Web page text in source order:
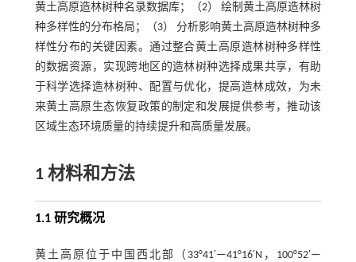
黄土高原造林树种名录数据库；（2） 绘制黄土高原造林树
种多样性的分布格局；（3） 分析影响黄土高原造林树种多
样性分布的关键因素。通过整合黄土高原造林树种多样性
的数据资源，实现跨地区的造林树种选择成果共享，有助
于科学选择造林树种、配置与优化，提高造林成效，为未
来黄土高原生态恢复政策的制定和发展提供参考，推动该
区域生态环境质量的持续提升和高质量发展。
1 材料和方法
1.1 研究概况
黄土高原位于中国西北部（33°41′—41°16′N，100°52′—